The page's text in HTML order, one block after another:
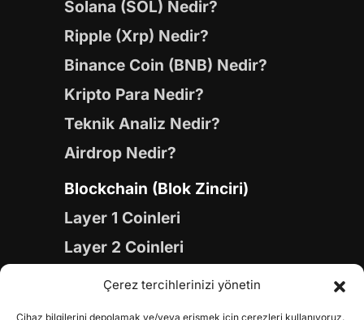
Çerez tercihlerinizi yönetin
Cihaz bilgilerini depolamak ve/veya erişmek için çerezleri kullanıyoruz.
Solana (SOL) Nedir?
Ripple (Xrp) Nedir?
Binance Coin (BNB) Nedir?
Kripto Para Nedir?
Teknik Analiz Nedir?
Airdrop Nedir?
Blockchain (Blok Zinciri)
Layer 1 Coinleri
Layer 2 Coinleri
Yapay Zeka (AI) Coinleri